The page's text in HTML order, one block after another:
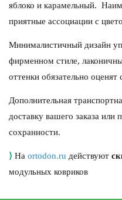
яблоко и карамельный.
приятные ассоциации с
Минималистичный дизайн
фирменном стиле,
оттенки обязательно
Дополнительная
доставку вашего заказа или
сохранности.
⟩ На ortodon.ru действуют с
модульных ковриков